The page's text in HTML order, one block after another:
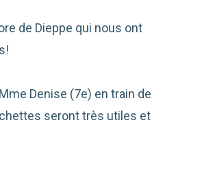
de Dieppe qui nous ont
Denise (7e) en train de
seront très utiles et